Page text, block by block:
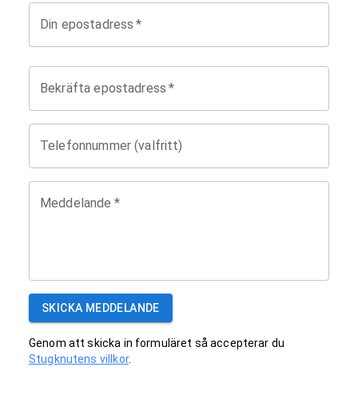
Din epostadress *
Bekräfta epostadress *
Telefonnummer (valfritt)
Meddelande *
SKICKA MEDDELANDE
Genom att skicka in formuläret så accepterar du
Stugknutens villkor.